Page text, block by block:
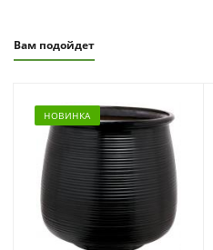
Вам подойдет
НОВИНКА